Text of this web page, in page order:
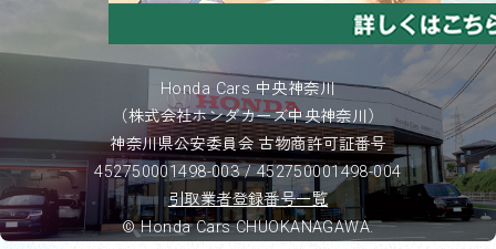
Honda Cars 中央神奈川
（株式会社ホンダカーズ中央神奈川）
神奈川県公安委員会 古物商許可証番号
452750001498-003 / 452750001498-004
引取業者登録番号一覧
© Honda Cars CHUOKANAGAWA.